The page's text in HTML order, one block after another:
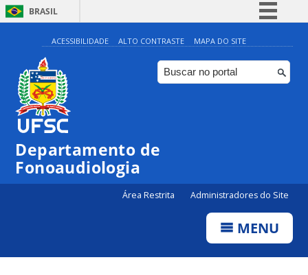
BRASIL
Simplifique!
Comunica BR
Participe
ACESSIBILIDADE ALTO CONTRASTE MAPA DO SITE
Departamento de
Fonoaudiologia
Área Restrita Administradores do Site
MENU